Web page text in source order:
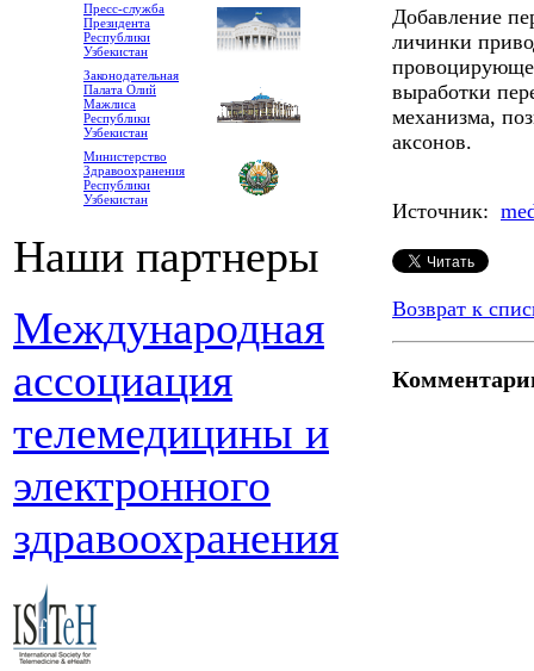
Пресс-служба
Президента
Республики
Узбекистан
Законодательная
Палата Олий
Мажлиса
Республики
Узбекистан
Министерство
Здравоохранения
Республики
Узбекистан
Наши партнеры
Международная
ассоциация
телемедицины и
электронного
здравоохранения
Добавление
личинки
выработки
механизма,
аксонов.
Источник:
Возврат к